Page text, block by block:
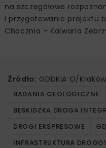
na szczegółowe
i przygotowanie projektu
Chocznia – Kalwaria
Źródło: GDDKiA O/Kraków
BADANIA GEOLOGICZNE
BESKIDZKA DROGA
DROGI EKSPRESOWE
INFRASTRUKTURA